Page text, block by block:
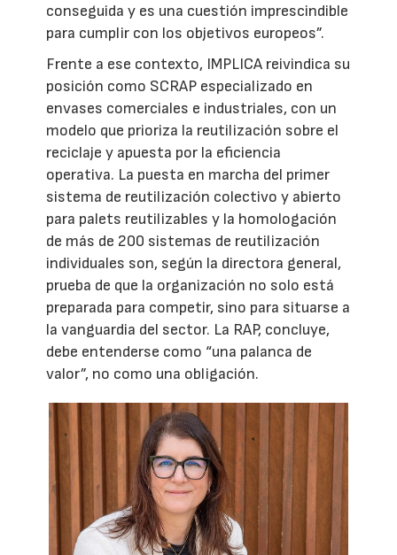
conseguida y es una cuestión imprescindible
para cumplir con los objetivos europeos”.
Frente a ese contexto, IMPLICA reivindica su
posición como SCRAP especializado en
envases comerciales e industriales, con un
modelo que prioriza la reutilización sobre el
reciclaje y apuesta por la eficiencia
operativa. La puesta en marcha del primer
sistema de reutilización colectivo y abierto
para palets reutilizables y la homologación
de más de 200 sistemas de reutilización
individuales son, según la directora general,
prueba de que la organización no solo está
preparada para competir, sino para situarse a
la vanguardia del sector. La RAP, concluye,
debe entenderse como “una palanca de
valor”, no como una obligación.